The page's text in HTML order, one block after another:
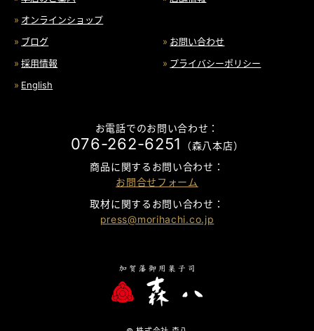
オンラインショップ
ブログ
お問い合わせ
採用情報
プライバシーポリシー
English
お電話でのお問い合わせ：
076-262-6251
（森八本店）
商品に関するお問い合わせ：
お問合せフォーム
取材に関するお問い合わせ：
press@morihachi.co.jp